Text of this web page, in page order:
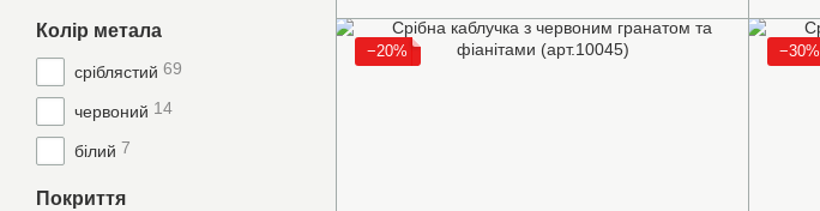
−20% −30%
Колір метала
сріблястий 69
червоний 14
білий 7
Покриття